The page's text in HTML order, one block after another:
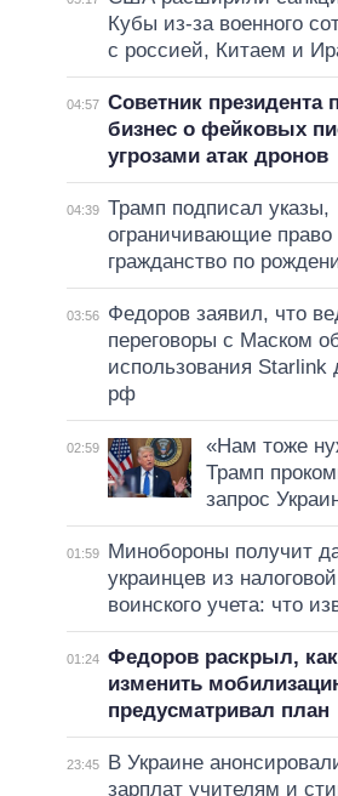
Кубы из-за военного
с россией, Китаем и
04:57 Советник президента
бизнес о фейковых
угрозами атак дронов
04:39 Трамп подписал указы,
ограничивающие право
гражданство по
03:56
Федоров заявил, что
переговоры с Маском
использования Starlink
рф
02:59
«Нам тоже
Трамп
запрос
01:59
Минобороны получит
украинцев из
воинского учета: что
01:24 Федоров раскрыл,
изменить
предусматривал план
23:45
В Украине
зарплат учителям и